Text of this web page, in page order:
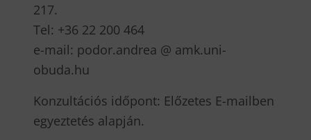
217.
Tel: +36 22 200 464
e-mail: podor.andrea @ amk.uni-
obuda.hu
Konzultációs időpont: Előzetes E-mailben
egyeztetés alapján.